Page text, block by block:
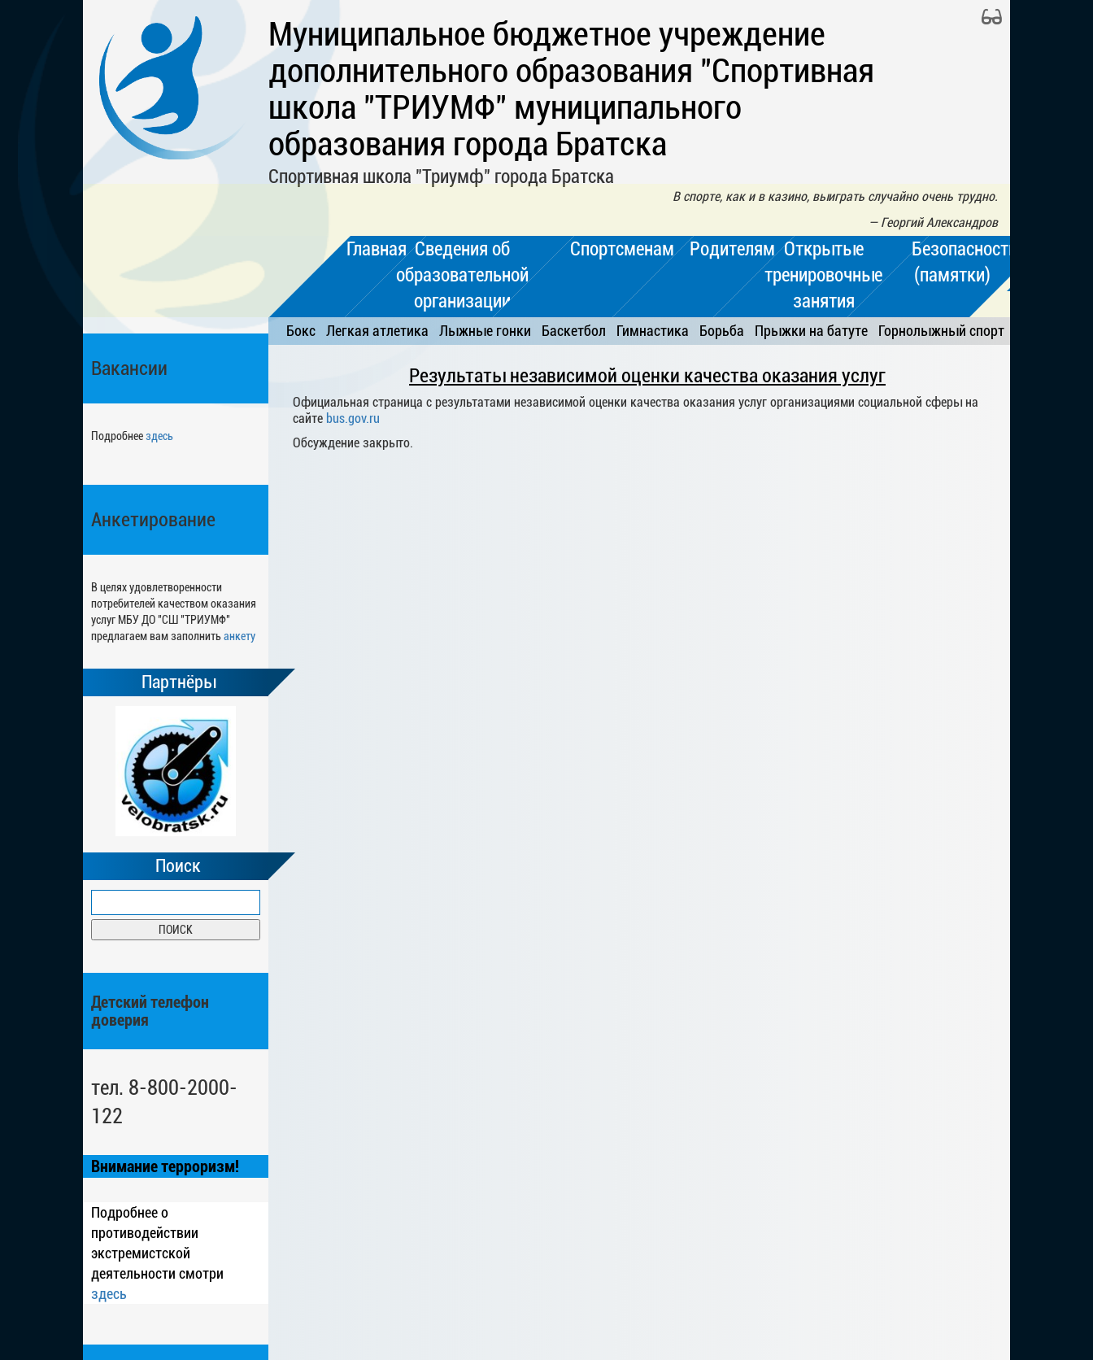
Муниципальное бюджетное учреждение
дополнительного образования "Спортивная
школа "ТРИУМФ" муниципального
образования города Братска
Спортивная школа "Триумф" города Братска
В спорте, как и в казино, выиграть случайно очень трудно.
— Георгий Александров
Главная Сведения об
образовательной
организации
Спортсменам Родителям Открытые
тренировочные
занятия
Безопасность
(памятки)
Вакансии
Подробнеездесь
Анкетирование
В целях удовлетворенности
потребителей качеством оказания
услуг МБУ ДО "СШ "ТРИУМФ"
предлагаем вам заполнитьанкету
Партнёры
Поиск
Детский телефон
доверия
тел. 8-800-2000-
122
Внимание терроризм!
Подробнее о
противодействии
экстремистской
деятельности смотри
здесь
Бокс Легкая атлетика Лыжные гонки Баскетбол Гимнастика Борьба Прыжки на батуте Горнолыжный спорт
Результаты независимой оценки качества оказания услуг
Официальная страница с результатами независимой оценки качества оказания услуг организациями социальной сферы на
сайте bus.gov.ru
Обсуждение закрыто.